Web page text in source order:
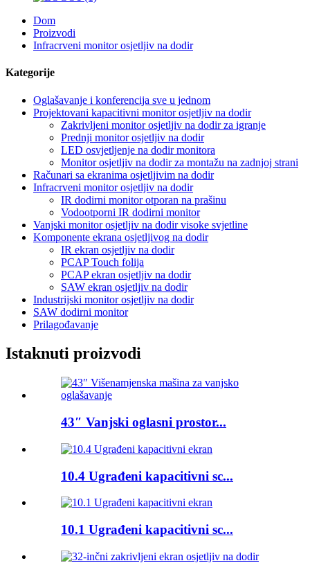
Dom
Proizvodi
Infracrveni monitor osjetljiv na dodir
Kategorije
Oglašavanje i konferencija sve u jednom
Projektovani kapacitivni monitor osjetljiv na dodir
Zakrivljeni monitor osjetljiv na dodir za igranje
Prednji monitor osjetljiv na dodir
LED osvjetljenje na dodir monitora
Monitor osjetljiv na dodir za montažu na zadnjoj strani
Računari sa ekranima osjetljivim na dodir
Infracrveni monitor osjetljiv na dodir
IR dodirni monitor otporan na prašinu
Vodootporni IR dodirni monitor
Vanjski monitor osjetljiv na dodir visoke svjetline
Komponente ekrana osjetljivog na dodir
IR ekran osjetljiv na dodir
PCAP Touch folija
PCAP ekran osjetljiv na dodir
SAW ekran osjetljiv na dodir
Industrijski monitor osjetljiv na dodir
SAW dodirni monitor
Prilagođavanje
Istaknuti proizvodi
43″ Vanjski oglasni prostor...
10.4 Ugrađeni kapacitivni sc...
10.1 Ugrađeni kapacitivni sc...